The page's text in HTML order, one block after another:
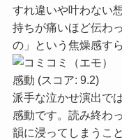
すれ違いや叶わない
持ちが痛いほど伝わ
の」という焦燥感す
感動 (スコア: 9.2)
派手な泣かせ演出で
感動です。読み終わ
韻に浸ってしまうこ